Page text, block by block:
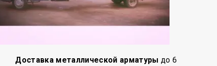
Доставка металлической арматуры до 6